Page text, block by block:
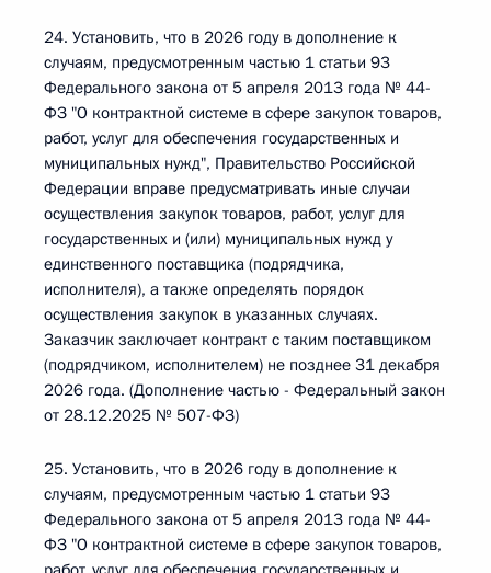
24. Установить, что в 2026 году в дополнение к
случаям, предусмотренным частью 1 статьи 93
Федерального закона от 5 апреля 2013 года № 44-
ФЗ "О контрактной системе в сфере закупок товаров,
работ, услуг для обеспечения государственных и
муниципальных нужд", Правительство Российской
Федерации вправе предусматривать иные случаи
осуществления закупок товаров, работ, услуг для
государственных и (или) муниципальных нужд у
единственного поставщика (подрядчика,
исполнителя), а также определять порядок
осуществления закупок в указанных случаях.
Заказчик заключает контракт с таким поставщиком
(подрядчиком, исполнителем) не позднее 31 декабря
2026 года. (Дополнение частью - Федеральный закон
от 28.12.2025 № 507-ФЗ)
25. Установить, что в 2026 году в дополнение к
случаям, предусмотренным частью 1 статьи 93
Федерального закона от 5 апреля 2013 года № 44-
ФЗ "О контрактной системе в сфере закупок товаров,